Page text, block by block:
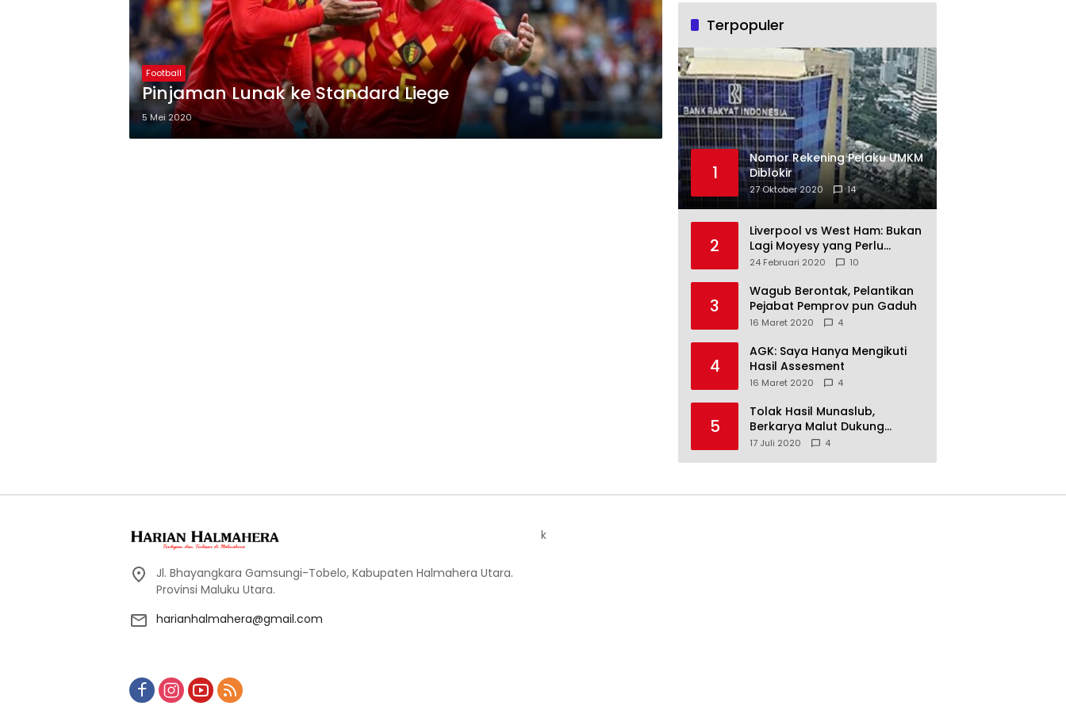
Football
Pinjaman Lunak ke Standard Liege
5 Mei 2020
Terpopuler
1
Nomor Rekening Pelaku UMKM
Diblokir
27 Oktober 2020 14
2
Liverpool vs West Ham: Bukan
Lagi Moyesy yang Perlu
Ditakuti
24 Februari 2020 10
3
Wagub Berontak, Pelantikan
Pejabat Pemprov pun Gaduh
16 Maret 2020 4
4
AGK: Saya Hanya Mengikuti
Hasil Assesment
16 Maret 2020 4
5
Tolak Hasil Munaslub,
Berkarya Malut Dukung
Tommy Soeharto
17 Juli 2020 4
Jl. Bhayangkara Gamsungi-Tobelo, Kabupaten Halmahera Utara.
Provinsi Maluku Utara.
harianhalmahera@gmail.com
k